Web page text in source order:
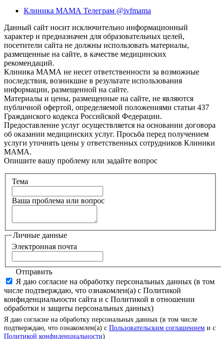
Клиника МАМА Телеграм @ivfmama
Данный сайт носит исключительно информационный
характер и предназначен для образовательных целей,
посетители сайта не должны использовать материалы,
размещенные на сайте, в качестве медицинских
рекомендаций.
Клиника МАМА не несет ответственности за возможные
последствия, возникшие в результате использования
информации, размещенной на сайте.
Материалы и цены, размещенные на сайте, не являются
публичной офертой, определяемой положениями статьи 437
Гражданского кодекса Российской Федерации.
Предоставление услуг осуществляется на основании договора
об оказании медицинских услуг. Просьба перед получением
услуги уточнять цены у ответственных сотрудников Клиники
МАМА.
Опишите вашу проблему или задайте вопрос
Тема
Ваша проблема или вопрос
Личные данные
Электронная почта
Отправить
Я даю согласие на обработку персональных данных (в том
числе подтверждаю, что ознакомлен(а) с Политикой
конфиденциальности сайта и с Политикой в отношении
обработки и защиты персональных данных)
Я даю согласие на обработку персональных данных (в том числе
подтверждаю, что ознакомлен(а) с Пользовательским соглашением и с
Политикой конфиденциальности)